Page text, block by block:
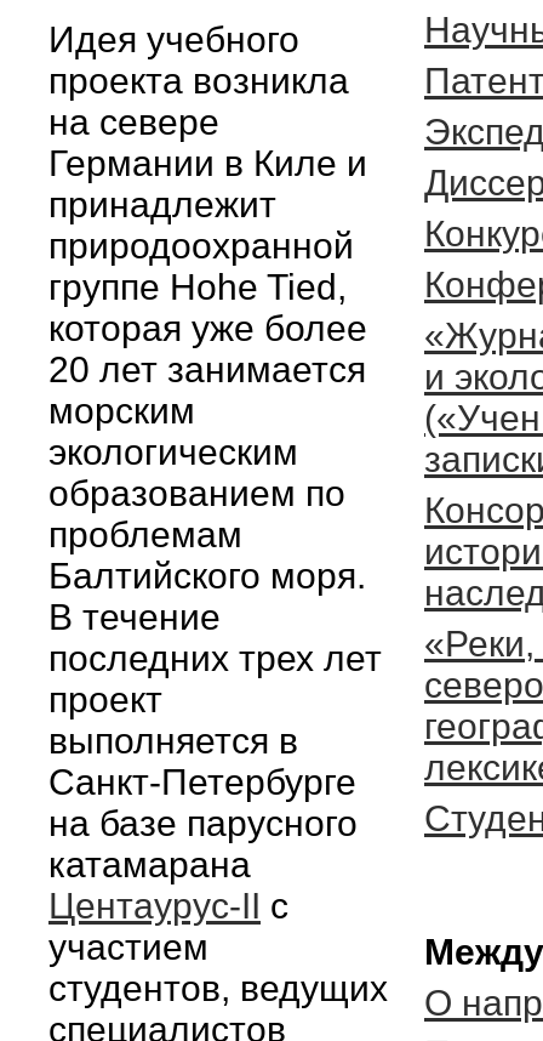
Идея учебного
проекта возникла
на севере
Германии в Киле и
принадлежит
природоохранной
группе Hohe Tied,
которая уже более
20 лет занимается
морским
экологическим
образованием по
проблемам
Балтийского моря.
В течение
последних трех лет
проект
выполняется в
Санкт-Петербурге
на базе парусного
катамарана
Центаурус-II с
участием
студентов, ведущих
специалистов
и
О